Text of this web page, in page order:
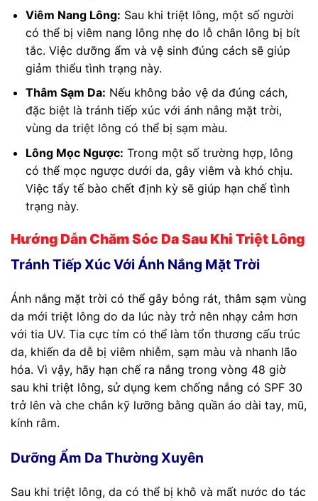
Viêm Nang Lông: Sau khi triệt lông, một số người
có thể bị viêm nang lông nhẹ do lỗ chân lông bị bít
tắc. Việc dưỡng ẩm và vệ sinh đúng cách sẽ giúp
giảm thiểu tình trạng này.
Thâm Sạm Da: Nếu không bảo vệ da đúng cách,
đặc biệt là tránh tiếp xúc với ánh nắng mặt trời,
vùng da triệt lông có thể bị sạm màu.
Lông Mọc Ngược: Trong một số trường hợp, lông
có thể mọc ngược dưới da, gây viêm và khó chịu.
Việc tẩy tế bào chết định kỳ sẽ giúp hạn chế tình
trạng này.
Hướng Dẫn Chăm Sóc Da Sau Khi Triệt Lông
Tránh Tiếp Xúc Với Ánh Nắng Mặt Trời
Ánh nắng mặt trời có thể gây bỏng rát, thâm sạm vùng
da mới triệt lông do da lúc này trở nên nhạy cảm hơn
với tia UV. Tia cực tím có thể làm tổn thương cấu trúc
da, khiến da dễ bị viêm nhiễm, sạm màu và nhanh lão
hóa. Vì vậy, hãy hạn chế ra nắng trong vòng 48 giờ
sau khi triệt lông, sử dụng kem chống nắng có SPF 30
trở lên và che chắn kỹ lưỡng bằng quần áo dài tay, mũ,
kính râm.
Dưỡng Ẩm Da Thường Xuyên
Sau khi triệt lông, da có thể bị khô và mất nước do tác